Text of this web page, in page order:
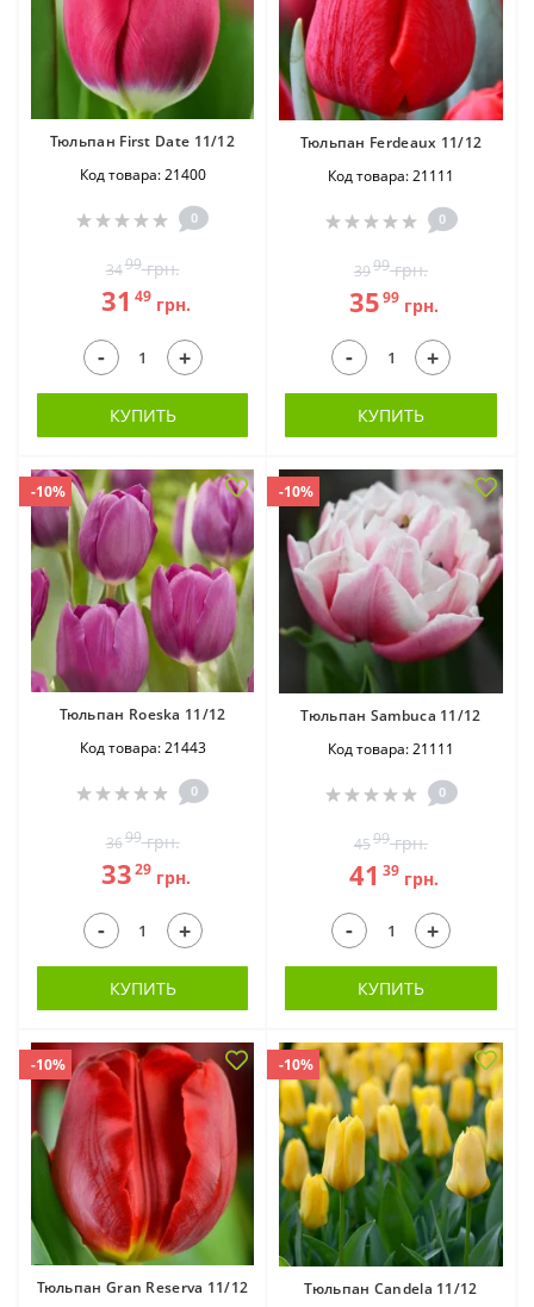
Тюльпан First Date 11/12
Код товара: 21400
0
3499грн.
31 49грн.
- +
КУПИТЬ
Тюльпан Ferdeaux 11/12
Код товара: 21111
0
3999грн.
3599 грн.
- +
КУПИТЬ
-10%
Тюльпан Roeska 11/12
Код товара: 21443
0
3699грн.
3329грн.
- +
КУПИТЬ
-10%
Тюльпан Sambuca 11/12
Код товара: 21111
0
4599грн.
41 39 грн.
- +
КУПИТЬ
-10%
Тюльпан Gran Reserva 11/12
-10%
Тюльпан Candela 11/12